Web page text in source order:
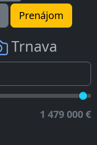
Prenájom
Trnava
1 479 000 €